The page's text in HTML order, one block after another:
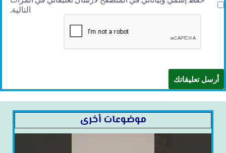
التالية.
موضوعات أخرى